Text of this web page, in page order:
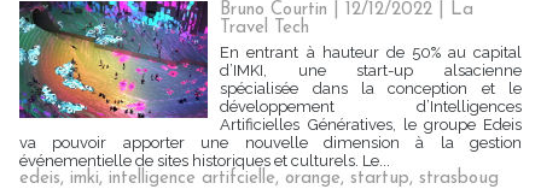
Bruno Courtin | 12/12/2022
La
Travel Tech
En entrant à hauteur de 50% au capital
d’IMKI, une start-up alsacienne
spécialisée dans la conception et le
développement d’Intelligences
Artificielles Génératives, le groupe Edeis
va pouvoir apporter une nouvelle dimension à la gestion
événementielle de sites historiques et culturels. Le...
edeis, imki, intelligence artifcielle, orange, startup, strasboug